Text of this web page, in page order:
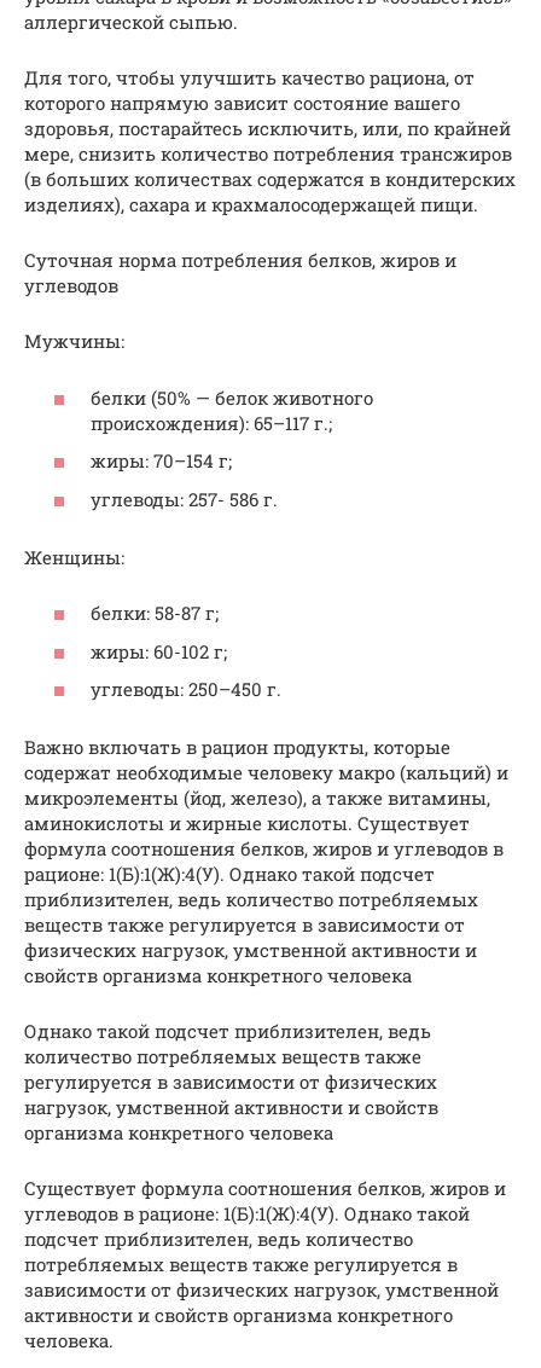
аллергической сыпью.
Для того, чтобы улучшить качество рациона, от
которого напрямую зависит состояние вашего
здоровья, постарайтесь исключить, или, по крайней
мере, снизить количество потребления трансжиров
(в больших количествах содержатся в кондитерских
изделиях), сахара и крахмалосодержащей пищи.
Суточная норма потребления белков, жиров и
углеводов
Мужчины:
белки (50% — белок животного
происхождения): 65–117 г.;
жиры: 70–154 г;
углеводы: 257- 586 г.
Женщины:
белки: 58-87 г;
жиры: 60-102 г;
углеводы: 250–450 г.
Важно включать в рацион продукты, которые
содержат необходимые человеку макро (кальций) и
микроэлементы (йод, железо), а также витамины,
аминокислоты и жирные кислоты. Существует
формула соотношения белков, жиров и углеводов в
рационе: 1(Б):1(Ж):4(У). Однако такой подсчет
приблизителен, ведь количество потребляемых
веществ также регулируется в зависимости от
физических нагрузок, умственной активности и
свойств организма конкретного человека
Однако такой подсчет приблизителен, ведь
количество потребляемых веществ также
регулируется в зависимости от физических
нагрузок, умственной активности и свойств
организма конкретного человека
Существует формула соотношения белков, жиров и
углеводов в рационе: 1(Б):1(Ж):4(У). Однако такой
подсчет приблизителен, ведь количество
потребляемых веществ также регулируется в
зависимости от физических нагрузок, умственной
активности и свойств организма конкретного
человека.